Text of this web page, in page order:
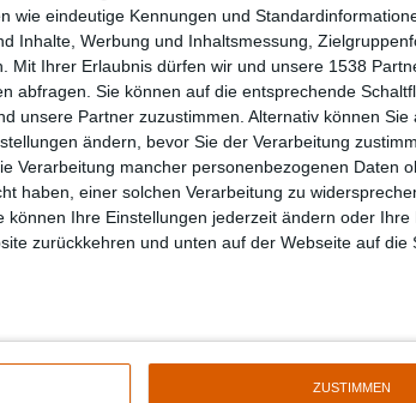
wie eindeutige Kennungen und
Inhalte, Werbung und Inhaltsmessung,
Mit Ihrer Erlaubnis dürfen wir und unsere 1538
abfragen. Sie können auf die entsprechende
unsere Partner zuzustimmen. Alternativ können Sie
ändern, bevor Sie der Verarbeitung
Verarbeitung mancher personenbezogenen Daten
haben, einer solchen Verarbeitung zu
können Ihre Einstellungen jederzeit ändern oder Ihre
zurückkehren und unten auf der Webseite auf die
ZUSTIMMEN
Seiten in diesem Artikel
1 2 3 4 5
Zur Startseite
metal.de Redaktion